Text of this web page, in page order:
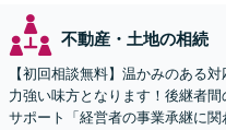
不動産・土地の相続
【初回相談無料】温かみのある
力強い味方となります！後継者
サポート「経営者の事業承継に